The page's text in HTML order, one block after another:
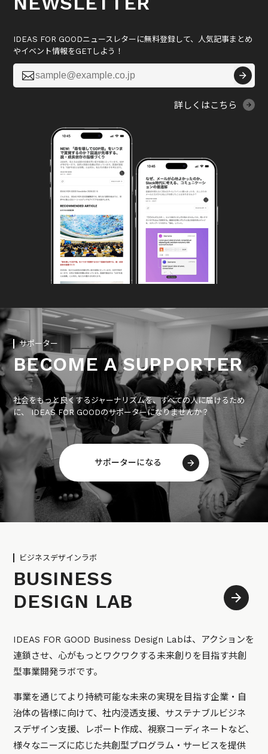
IDEAS FOR GOODニュースレターに無料登録して、人気記事まとめ
やイベント情報をGETしよう！

詳しくはこちら
サポーター
BECOME A SUPPORTER
社会をもっと良くするジャーナリズムを、すべての人に届けるため
に、 IDEAS FOR GOODのサポーターになりませんか？
サポーターになる
ビジネスデザインラボ
BUSINESS
DESIGN LAB
IDEAS FOR GOOD Business Design Labは、アクションを
連鎖させ、心がもっとワクワクする未来創りを目指す共創
型事業開発ラボです。
事業を通じてより持続可能な未来の実現を目指す企業・自
治体の皆様に向けて、社内浸透支援、サステナブルビジネ
スデザイン支援、レポート作成、視察コーディネートなど、
様々なニーズに応じた共創型プログラム・サービスを提供